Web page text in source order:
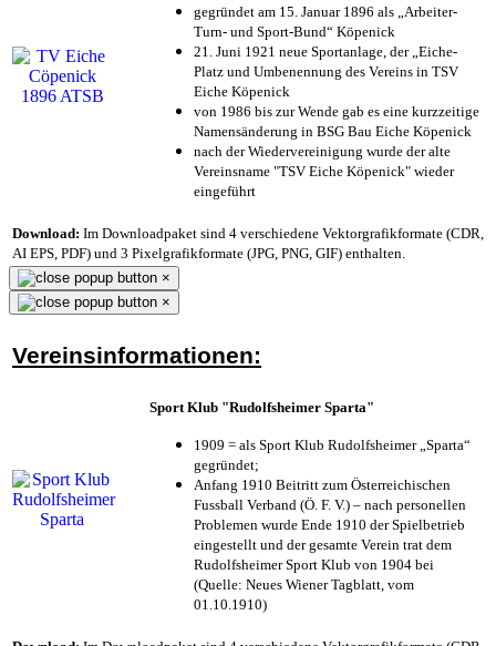
gegründet am 15. Januar 1896 als „Arbeiter-
Turn- und Sport-Bund“ Köpenick
21. Juni 1921 neue Sportanlage, der „Eiche-
Platz und Umbenennung des Vereins in TSV
Eiche Köpenick
von 1986 bis zur Wende gab es eine kurzzeitige
Namensänderung in BSG Bau Eiche Köpenick
nach der Wiedervereinigung wurde der alte
Vereinsname "TSV Eiche Köpenick" wieder
eingeführt
Download: Im Downloadpaket sind 4 verschiedene Vektorgrafikformate (CDR,
AI EPS, PDF) und 3 Pixelgrafikformate (JPG, PNG, GIF) enthalten.
×
×
Vereinsinformationen:
Sport Klub "Rudolfsheimer Sparta"
1909 = als Sport Klub Rudolfsheimer „Sparta“
gegründet;
Anfang 1910 Beitritt zum Österreichischen
Fussball Verband (Ö. F. V.) – nach personellen
Problemen wurde Ende 1910 der Spielbetrieb
eingestellt und der gesamte Verein trat dem
Rudolfsheimer Sport Klub von 1904 bei
(Quelle: Neues Wiener Tagblatt, vom
01.10.1910)